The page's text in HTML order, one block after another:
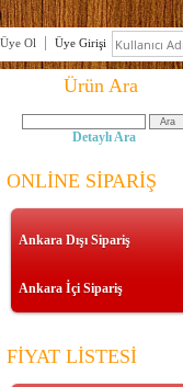
Üye Ol Üye Girişi
Ürün Ara
Detaylı Ara
ONLİNE SİPARİŞ
Ankara Dışı Sipariş
Ankara İçi Sipariş
FİYAT LİSTESİ